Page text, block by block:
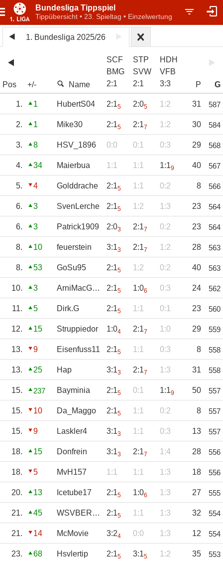
Bundesliga Tippspiel
Tippübersicht • 23. Spieltag • Einzelwertung
1. Bundesliga 2025/26
Pos +/- Name
SCF
BMG
2:1
STP
SVW
2:1
HDH
VFB
3:3 P G
1. 1 HubertS04 2:15 2:05 1:2 31 587
2. 1 Mike30 2:15 2:17 1:2 30 584
3. 8 HSV_1896 0:0 0:1 0:3 29 568
4. 34 Maierbua 1:1 1:1 1:19 40 567
5. 4 Golddrache 2:15 1:1 0:2 8 566
6. 3 SvenLerche 2:15 1:2 1:3 23 564
6. 3 Patrick1909 2:03 2:17 0:2 23 564
8. 10 feuerstein 3:13 2:17 1:2 28 563
8. 53 GoSu95 2:15 1:2 0:2 40 563
10. 3 ArniMacGarni 2:15 1:06 0:3 24 562
11. 5 Dirk.G 2:15 1:1 0:1 23 560
12. 15 Struppiedor 1:04 2:17 1:0 29 559
13. 9 Eisenfuss11 2:15 1:1 0:3 8 558
13. 25 Hap 3:13 2:17 1:3 31 558
15. 237 Bayminia 2:15 0:1 1:19 50 557
15. 10 Da_Maggo 2:15 1:1 0:2 8 557
15. 9 Laskler4 3:13 1:1 0:3 13 557
18. 15 Donfrein 3:13 2:17 1:4 28 556
18. 5 MvH157 1:1 1:1 1:3 18 556
20. 13 Icetube17 2:15 1:06 1:3 27 555
21. 45 WSVBERND 2:15 1:1 1:3 32 554
21. 14 McMovie 3:24 0:0 1:3 12 554
23. 68 Hsvlertip 2:15 3:15 1:2 35 553